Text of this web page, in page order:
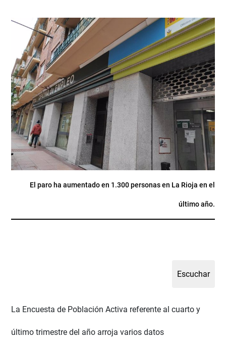
El paro ha aumentado en 1.300 personas en La Rioja en el
último año.
La Encuesta de Población Activa referente al cuarto y
último trimestre del año arroja varios datos